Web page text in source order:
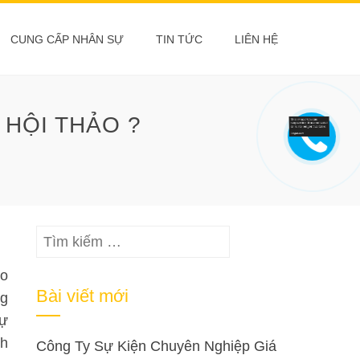
CUNG CẤP NHÂN SỰ TIN TỨC LIÊN HỆ
THẢO ?
Tìm
Bài viết mới
Công Ty Sự Kiện Chuyên Nghiệp Giá